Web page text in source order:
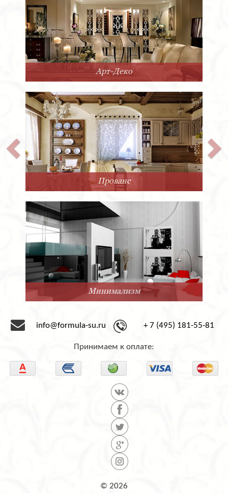
Арт-Деко
Прованс
Минимализм
info@formula-su.ru + 7 (495) 181-55-81
Принимаем к оплате:
© 2026